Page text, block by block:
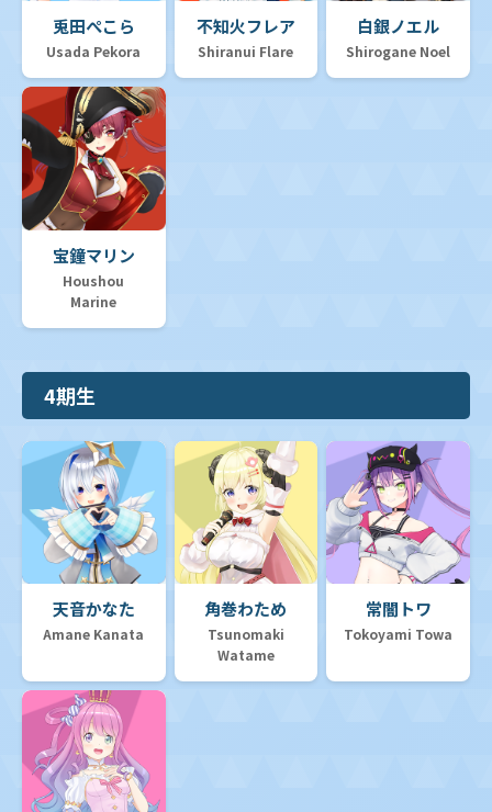
兎田ぺこら
Usada Pekora
不知火フレア
Shiranui Flare
白銀ノエル
Shirogane Noel
宝鐘マリン
Houshou
Marine
4期生
天音かなた
Amane Kanata
角巻わため
Tsunomaki
Watame
常闇トワ
Tokoyami Towa